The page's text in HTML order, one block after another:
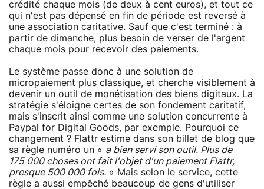
crédité chaque mois (de deux à cent euros), et tout ce
qui n'est pas dépensé en fin de période est reversé à
une association caritative. Sauf que c'est terminé : à
partir de dimanche, plus besoin de verser de l'argent
chaque mois pour recevoir des paiements.
Le système passe donc à une solution de
micropaiement plus classique, et cherche visiblement à
devenir un outil de monétisation des biens digitaux. La
stratégie s'éloigne certes de son fondement caritatif,
mais s'inscrit ainsi comme une solution concurrente à
Paypal for Digital Goods, par exemple. Pourquoi ce
changement ? Flattr estime dans son billet de blog que
sa règle numéro un « a bien servi son outil. Plus de
175 000 choses ont fait l'objet d'un paiement Flattr,
presque 500 000 fois. » Mais selon le service, cette
règle a aussi empêché beaucoup de gens d'utiliser